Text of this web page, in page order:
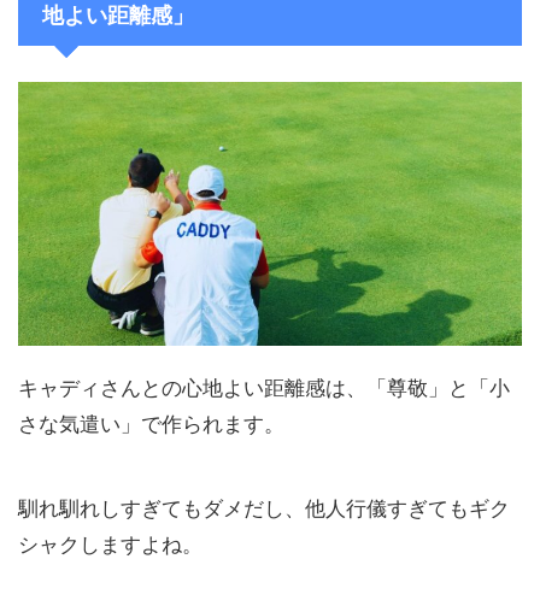
地よい距離感」
キャディさんとの心地よい距離感は、「尊敬」と「小
さな気遣い」で作られます。
馴れ馴れしすぎてもダメだし、他人行儀すぎてもギク
シャクしますよね。